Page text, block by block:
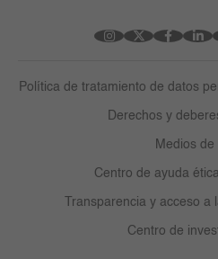
Política de tratamiento de datos
Derechos y
Medios de
Centro de ayuda
Transparencia y acceso a
Centro de